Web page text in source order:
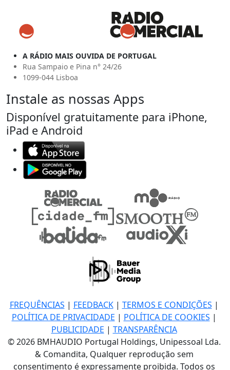
A RÁDIO MAIS OUVIDA DE PORTUGAL
Rua Sampaio e Pina n° 24/26
1099-044 Lisboa
Instale as nossas Apps
Disponível gratuitamente para iPhone,
iPad e Android
FREQUÊNCIAS | FEEDBACK| TERMOS E CONDIÇÕES |
POLÍTICA DE PRIVACIDADE | POLÍTICA DE COOKIES |
PUBLICIDADE | TRANSPARÊNCIA
© 2026 BMHAUDIO Portugal Holdings, Unipessoal Lda.
& Comandita, Qualquer reprodução sem
consentimento é expressamente proibida. Todos os